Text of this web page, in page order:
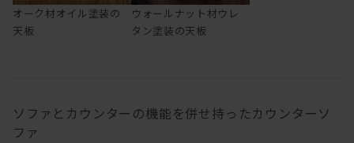
オーク材オイル塗装の
天板
ウォールナット材ウレ
タン塗装の天板
ソファとカウンターの機能を併せ持ったカウンターソ
ファ